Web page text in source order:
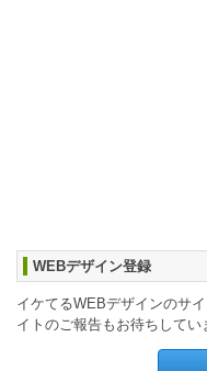
WEBデザイン登録
イケてるWEBデザインのサ
イトのご報告もお待ちしてい